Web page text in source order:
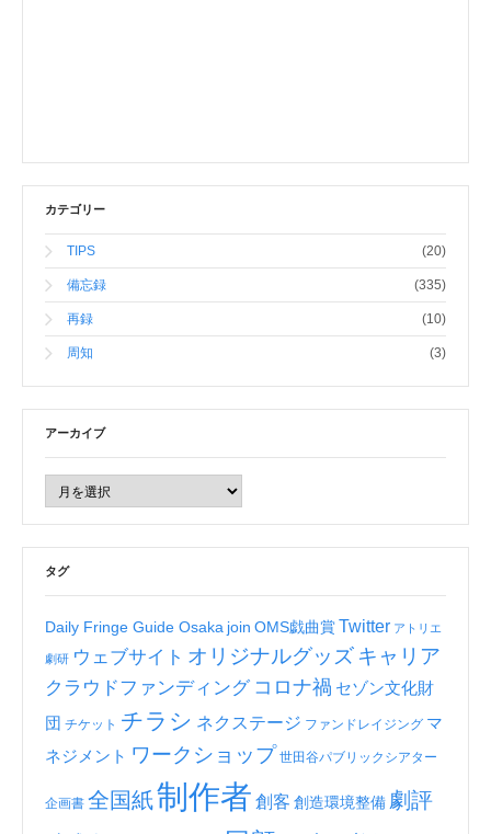
カテゴリー
TIPS (20)
備忘録 (335)
再録 (10)
周知 (3)
アーカイブ
タグ
Daily Fringe Guide Osaka join OMS戯曲賞Twitter アトリエ
劇研 ウェブサイト オリジナルグッズ キャリア
クラウドファンディング コロナ禍 セゾン文化財
団 チケット チラシ ネクステージ ファンドレイジング マ
ネジメント ワークショップ 世田谷パブリックシアター
企画書 全国紙制作者 創客 創造環境整備 劇評